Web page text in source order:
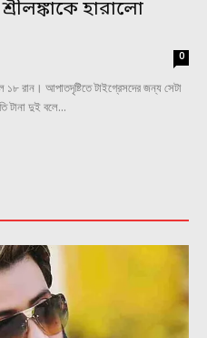
হারালো
0
রান। আপাতদৃষ্টিতে টাইগ্রেসদের জন্য সেটা
টানা দুই বলে...